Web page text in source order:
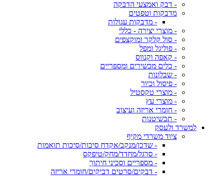
- דבק ואמצעי הדבקה
מדבקות וטפטים
- מדבקות עגולות
- מוצרי יצירה - כללי
- סול קלקר ומוקצפים
- פוליגל ומפל
- קאפה וקנווס
- כלים מכשירים ומספריים
- שבלונות
- פיסול וכיור
- מוצרי טקסטיל
- מוצרי עץ
- חומרי אריזה ועיצוב
- תכשיטנות
למשרד ולעסק
ציוד משרדי מקיף
- שדכן/מנקב/אקדח סיכות/סיכות תואמות
- סרגל/מחדד/מחק/טיפקס
- מספריים וסכיני חיתוך
- דבקים/סרטים דביקים/חומרי אריזה